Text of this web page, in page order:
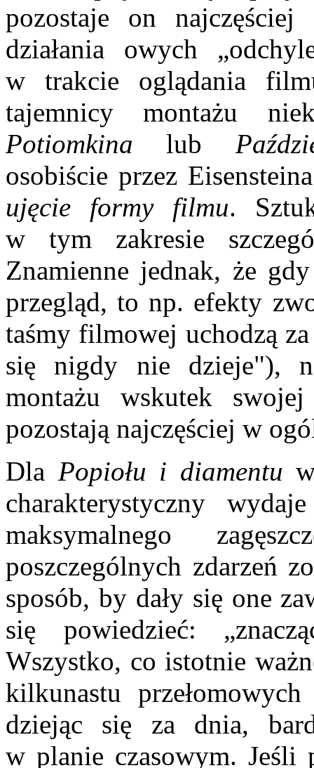
pozostaje on najczęściej
działania owych
w trakcie oglądania
tajemnicy montażu
Potiomkina lub
osobiście przez
ujęcie formy filmu.
w tym zakresie
Znamienne jednak, że
przegląd, to np. efekty
taśmy filmowej uchodzą
się nigdy nie dzieje"),
montażu wskutek
pozostają najczęściej w
Dla Popiołu i diamentu
charakterystyczny
maksymalnego
poszczególnych zdarzeń
sposób, by dały się one
się powiedzieć:
Wszystko, co istotnie
kilkunastu
dziejąc się za dnia,
w planie czasowym. Jeśli